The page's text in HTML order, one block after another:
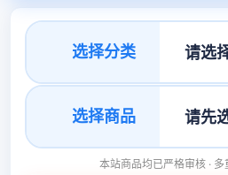
选择分类
选择商品
本站商品均已严格审核 · 多